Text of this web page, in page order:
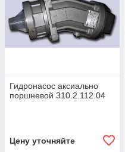
Гидронасос аксиально
поршневой 310.2.112.04
Цену уточняйте